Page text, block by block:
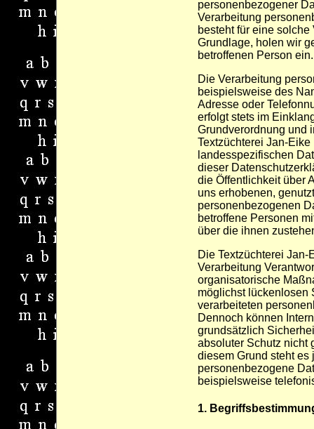
personenbezogener
Verarbeitung
besteht für eine
Grundlage, holen wir
betroffenen Person ein.
Die Verarbeitung
beispielsweise des
Adresse oder
erfolgt stets im
Grundverordnung und
Textzüchterei Jan-
landesspezifischen
dieser
die Öffentlichkeit über
uns erhobenen,
personenbezogenen
betroffene Personen
über die ihnen
Die Textzüchterei
Verarbeitung
organisatorische
möglichst lückenlosen
verarbeiteten
Dennoch können
grundsätzlich
absoluter Schutz nicht
diesem Grund steht es
personenbezogene
beispielsweise
1.